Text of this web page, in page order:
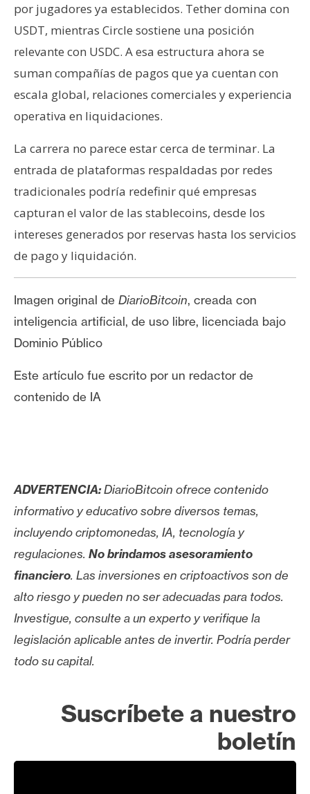
por jugadores ya establecidos. Tether domina con
USDT, mientras Circle sostiene una posición
relevante con USDC. A esa estructura ahora se
suman compañías de pagos que ya cuentan con
escala global, relaciones comerciales y experiencia
operativa en liquidaciones.
La carrera no parece estar cerca de terminar. La
entrada de plataformas respaldadas por redes
tradicionales podría redefinir qué empresas
capturan el valor de las stablecoins, desde los
intereses generados por reservas hasta los servicios
de pago y liquidación.
Imagen original de DiarioBitcoin, creada con
inteligencia artificial, de uso libre, licenciada bajo
Dominio Público
Este artículo fue escrito por un redactor de
contenido de IA
ADVERTENCIA:DiarioBitcoin ofrece contenido
informativo y educativo sobre diversos temas,
incluyendo criptomonedas, IA, tecnología y
regulaciones. No brindamos asesoramiento
financiero. Las inversiones en criptoactivos son de
alto riesgo y pueden no ser adecuadas para todos.
Investigue, consulte a un experto y verifique la
legislación aplicable antes de invertir. Podría perder
todo su capital.
Suscríbete a nuestro
boletín